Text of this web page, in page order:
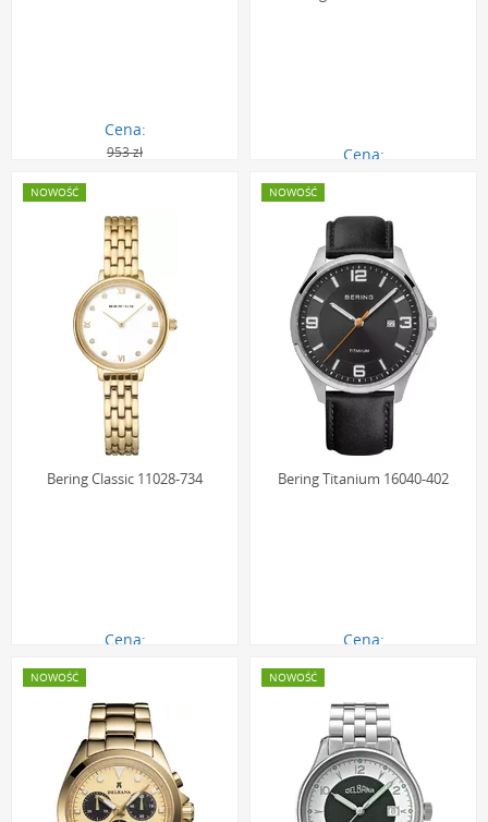
Cena:
953 zł
Cena:
Bering Classic 11028-734
Cena:
NOWOŚĆ
Bering Titanium 16040-402
Cena:
NOWOŚĆ
NOWOŚĆ NOWOŚĆ